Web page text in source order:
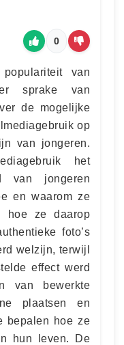
0
van
sprake van
de mogelijke
op
van jongeren.
het
van jongeren
en waarom ze
hoe ze daarop
foto’s
welzijn, terwijl
effect werd
van bewerkte
plaatsen en
bepalen hoe ze
hun leven. De